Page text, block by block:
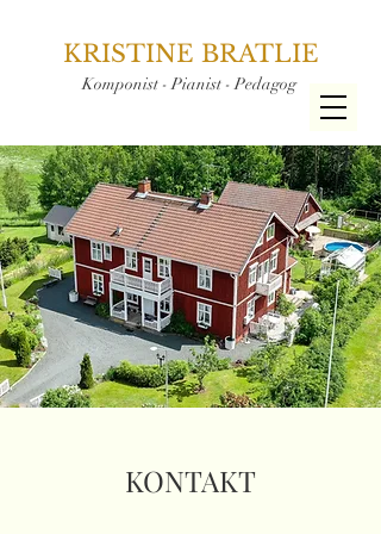
KRISTINE BRATLIE
Komponist - Pianist - Pedagog
KONTAKT